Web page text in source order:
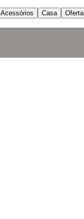
Acessórios Casa Oferta